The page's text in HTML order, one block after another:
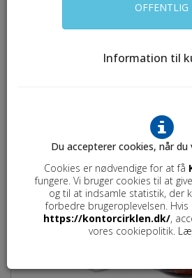
OFFENTLIG
Information til
Du accepterer cookies, når
Cookies er nødvendige for at få
fungere. Vi bruger cookies til at
og til at indsamle statistik, der
forbedre brugeroplevelsen.
https://kontorcirklen.dk/,
vores cookiepolitik.